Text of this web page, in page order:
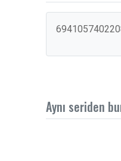
Aynı seriden